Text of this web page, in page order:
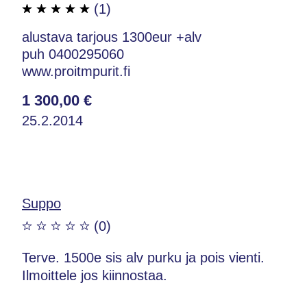
(1)
alustava tarjous 1300eur +alv
puh 0400295060
www.proitmpurit.fi
1 300,00 €
25.2.2014
Suppo
(0)
Terve. 1500e sis alv purku ja pois vienti.
Ilmoittele jos kiinnostaa.